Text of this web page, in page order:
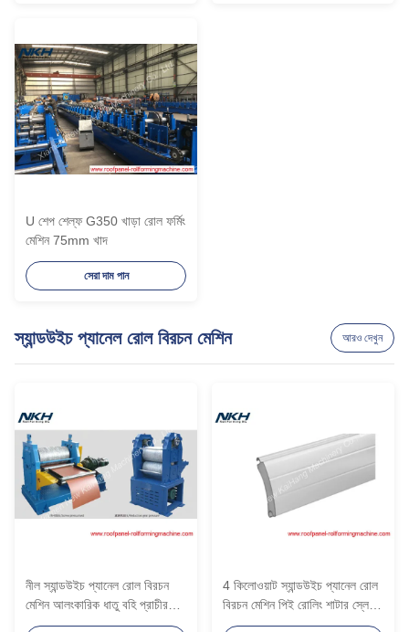
U শেপ শেল্ফ G350 খাড়া রোল ফর্মিং
মেশিন 75mm খাদ
সেরা দাম পান
স্যান্ডউইচ প্যানেল রোল বিরচন মেশিন আরও দেখুন
নীল স্যান্ডউইচ প্যানেল রোল বিরচন
মেশিন আলংকারিক ধাতু বহি প্রাচীর
রোল প্রাক্তন
4 কিলোওয়াট স্যান্ডউইচ প্যানেল রোল
বিরচন মেশিন পিই রোলিং শাটার স্লেট
রোল বিরচন মেশিন